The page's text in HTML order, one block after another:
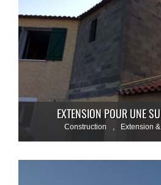
EXTENSION POUR UNE
Construction , Extension